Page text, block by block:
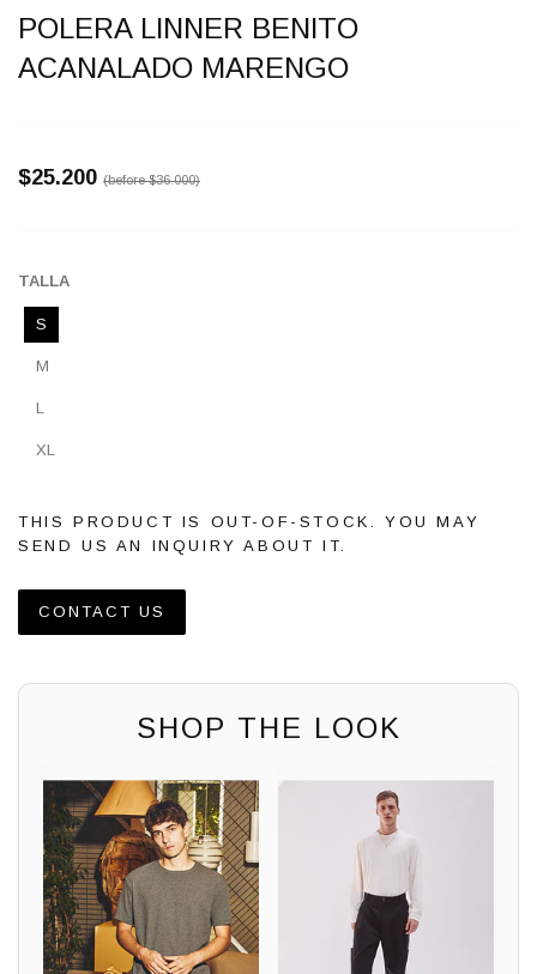
POLERA LINNER BENITO
ACANALADO MARENGO
$25.200 (before$36.000)
TALLA
S
M
L
XL
THIS PRODUCT IS OUT-OF-STOCK. YOU MAY
SEND US AN INQUIRY ABOUT IT.
CONTACT US
SHOP THE LOOK